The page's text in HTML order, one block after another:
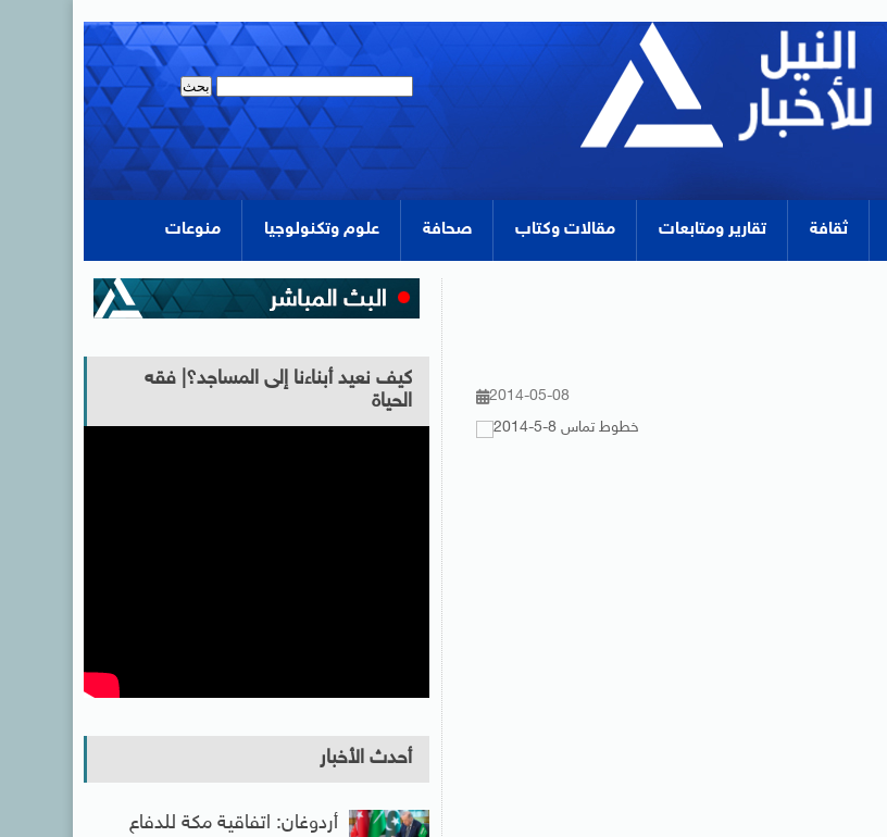
ثقافة تقارير ومتابعات مقالات وكتاب صحافة علوم وتكنولوجيا منوعات
2014-05-08
كيف نعيد أبناءنا إلى المساجد؟| فقه
الحياة
أحدث الأخبار
أردوغان: اتفاقية مكة للدفاع